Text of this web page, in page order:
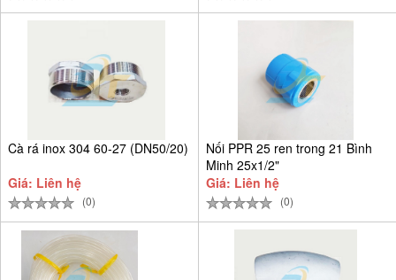
Cà rá inox 304 60-27 (DN50/20)
Giá: Liên hệ
(0)
Nối PPR 25 ren trong 21 Bình
Minh 25x1/2"
Giá: Liên hệ
(0)